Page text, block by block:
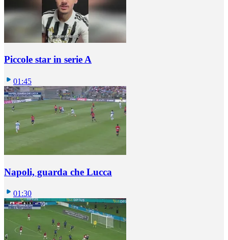
Piccole star in serie A
01:45
Napoli, guarda che Lucca
01:30